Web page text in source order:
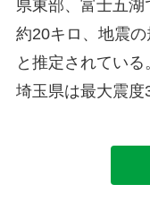
県東部、富士五
約20キロ、地震
と推定されている
埼玉県は最大震度